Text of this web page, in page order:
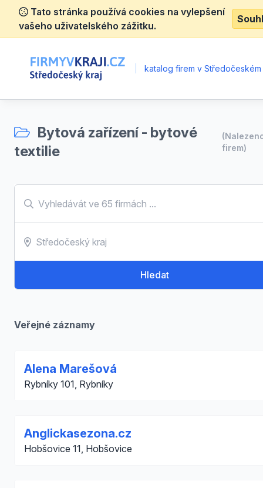
Tato stránka používá cookies na vylepšení
vašeho uživatelského zážitku.
katalog firem v Středočeském
Bytová zařízení - bytové
textilie
firem)
Hledat
Veřejné záznamy
Alena Marešová
Rybníky 101, Rybníky
Anglickasezona.cz
Hobšovice 11, Hobšovice